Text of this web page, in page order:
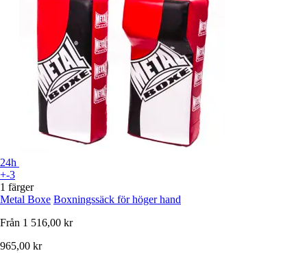
24h
+-3
1 färger
Metal Boxe Boxningssäck för höger hand
Från 1 516,00 kr
965,00 kr